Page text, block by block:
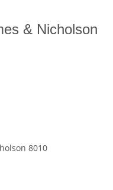
& Nicholson
8010